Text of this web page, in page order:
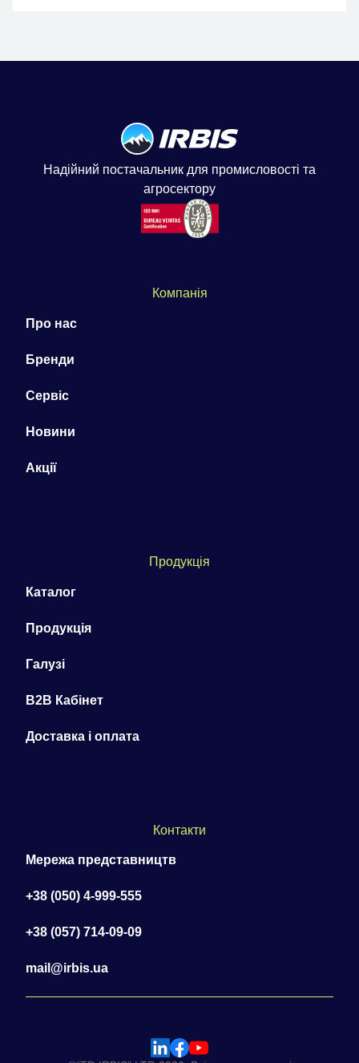
Надійний постачальник для промисловості та
агросектору
Компанія
Про нас
Бренди
Сервіс
Новини
Акції
Продукція
Каталог
Продукція
Галузі
B2B Кабінет
Доставка і оплата
Контакти
Мережа представництв
+38 (050) 4-999-555
+38 (057) 714-09-09
mail@irbis.ua